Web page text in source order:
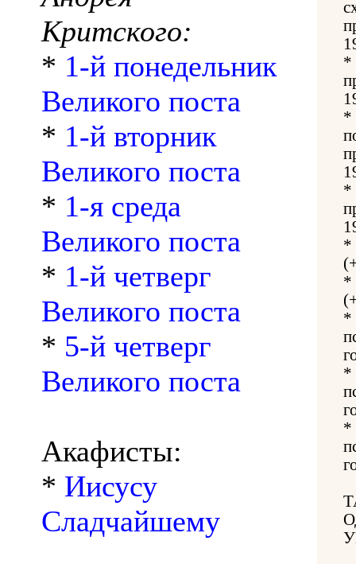
Критского:
* 1-й понедельник
Великого поста
* 1-й вторник
Великого поста
* 1-я среда
Великого поста
* 1-й четверг
Великого поста
* 5-й четверг
Великого поста
Акафисты:
* Иисусу
Сладчайшему
*
*
*
*
*
*
*
*